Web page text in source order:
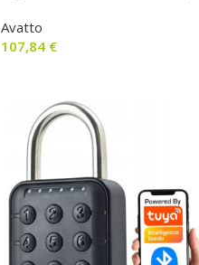
Avatto
107,84 €